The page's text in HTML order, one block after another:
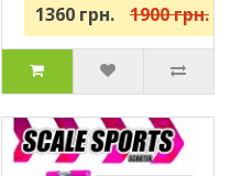
1360 грн. 1900 грн.